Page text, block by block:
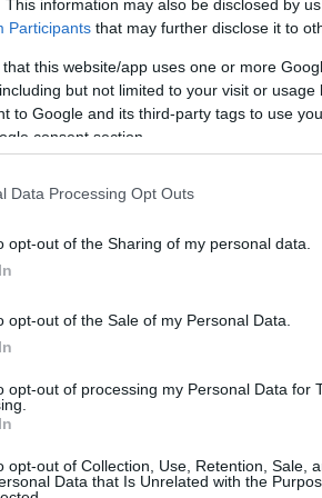
This information may also be disclosed by
Participants that may further disclose it to
this website/app uses one or more
but not limited to your visit or
to Google and its third-party tags to use
consent section.
Data Processing Opt Outs
opt-out of the Sharing of my personal data.
opt-out of the Sale of my Personal Data.
opt-out of processing my Personal Data for
opt-out of Collection, Use, Retention, Sale,
Data that Is Unrelated with the
Sant’Anna–Fitness in Natura,
Attività solo su prenotazione,
– mercatino locale con i migliori
vicino alla Pista Jolly Park –
meraviglioso sport con gli
Lezioni aperte a tutti i bambini
18 anni;
e tamburo sciamanico con Roxy